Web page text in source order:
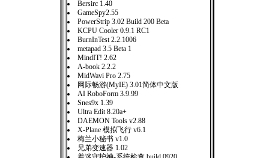
Bersirc 1.40
GameSpy2.55
PowerStrip 3.02 Build 200 Beta
KCPU Cooler 0.9.1 RC1
BurnInTest 2.2.1006
metapad 3.5 Beta 1
MindIT! 2.62
A-book 2.2.2
MidWavi Pro 2.75
网际畅游(MyIE) 3.01简体中文版
AI RoboForm 3.9.99
Snes9x 1.39
Ultra Edit 8.20a+
DAEMON Tools v2.88
X-Plane 模拟飞行 v6.1
梅兰小秘书 v1.0
兄弟变速器 1.02